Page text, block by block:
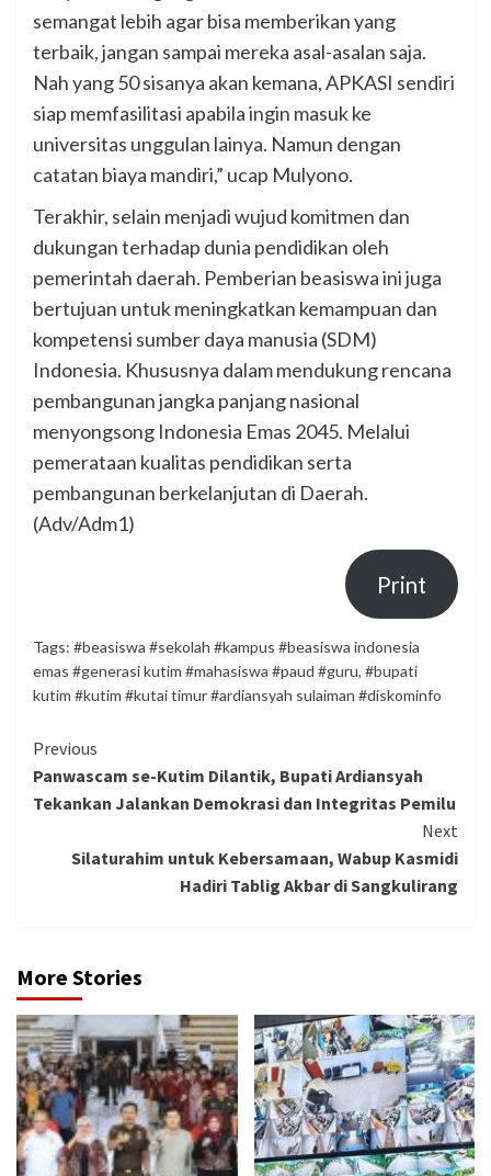
semangat lebih agar bisa memberikan yang
terbaik, jangan sampai mereka asal-asalan saja.
Nah yang 50 sisanya akan kemana, APKASI sendiri
siap memfasilitasi apabila ingin masuk ke
universitas unggulan lainya. Namun dengan
catatan biaya mandiri,” ucap Mulyono.
Terakhir, selain menjadi wujud komitmen dan
dukungan terhadap dunia pendidikan oleh
pemerintah daerah. Pemberian beasiswa ini juga
bertujuan untuk meningkatkan kemampuan dan
kompetensi sumber daya manusia (SDM)
Indonesia. Khususnya dalam mendukung rencana
pembangunan jangka panjang nasional
menyongsong Indonesia Emas 2045. Melalui
pemerataan kualitas pendidikan serta
pembangunan berkelanjutan di Daerah.
(Adv/Adm1)
Print
Tags: #beasiswa #sekolah #kampus #beasiswa indonesia
emas #generasi kutim #mahasiswa #paud #guru, #bupati
kutim #kutim #kutai timur #ardiansyah sulaiman #diskominfo
Continue
Reading
Previous
Panwascam se-Kutim Dilantik, Bupati Ardiansyah
Tekankan Jalankan Demokrasi dan Integritas Pemilu
Next
Silaturahim untuk Kebersamaan, Wabup Kasmidi
Hadiri Tablig Akbar di Sangkulirang
More Stories